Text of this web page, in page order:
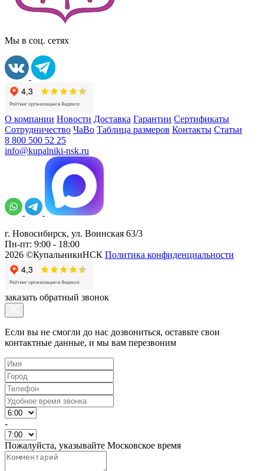
Мы в соц. сетях
О компании Новости Доставка Гарантии Сертификаты
Сотрудничество ЧаВо Таблица размеров Контакты Статьи
8 800 500 52 25
info@kupalniki-nsk.ru
г. Новосибирск, ул. Воинская 63/3
Пн-пт: 9:00 - 18:00
2026 ©КупальникиНСК Политика конфиденциальности
заказать обратный звонок
Если вы не смогли до нас дозвониться, оставьте свои
контактные данные, и мы вам перезвоним
-
Пожалуйста, указывайте Московское время